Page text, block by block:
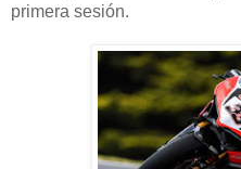
primera sesión.